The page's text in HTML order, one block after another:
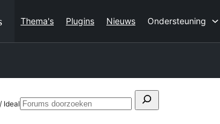
Thema's Plugins Nieuws Ondersteuning
/ IdealZoeken
Forums